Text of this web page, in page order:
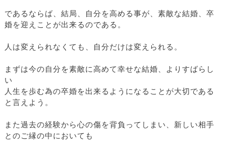
であるならば、結局、自分を高める事が、素敵な結婚、卒
婚を迎えことが出来るのである。
人は変えられなくても、自分だけは変えられる。
まずは今の自分を素敵に高めて幸せな結婚、よりすばらし
い
人生を歩む為の卒婚を出来るようになることが大切である
と言えよう。
また過去の経験から心の傷を背負ってしまい、新しい相手
とのご縁の中においても